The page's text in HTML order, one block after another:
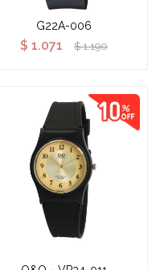
G22A-006
$ 1.071 $ 1.190